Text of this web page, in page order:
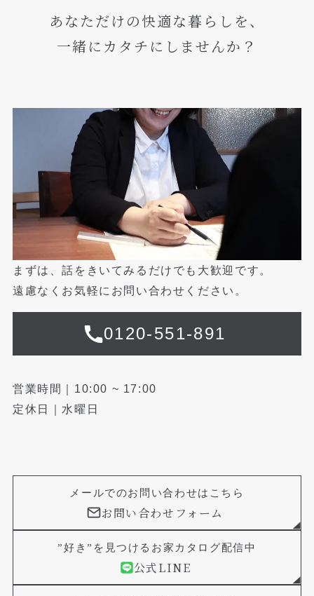
あなただけの快適な暮らしを、
一緒にカタチにしませんか？
まずは、話をきいてみるだけでも大歓迎です。
遠慮なくお気軽にお問い合わせください。
0120-551-891
営業時間｜10:00 ~ 17:00
定休日｜水曜日
メールでのお問い合わせはこちら
お問い合わせフォーム
”好き”を見つけるお家カタログ配信中
公式LINE